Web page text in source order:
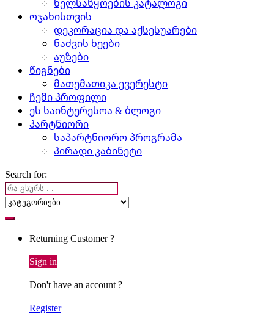
ხელსაწყოების კატალოგი
ოჯახისთვის
დეკორაცია და აქსესუარები
ნაძვის ხეები
აუზები
წიგნები
მათემათიკა ევერესტი
ჩემი პროფილი
ეს საინტერესოა & ბლოგი
პარტნიორი
საპარტნიორო პროგრამა
პირადი კაბინეტი
Search for:
Returning Customer ?
Sign in
Don't have an account ?
Register